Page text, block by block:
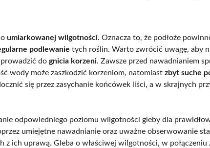
umiarkowanej wilgotności. Oznacza to, że podłoże
podlewanie tych roślin. Warto zwrócić uwagę, aby
do gnicia korzeni. Zawsze przed nawadnianiem
wody może zaszkodzić korzeniom, natomiast zbyt suche
się przez zasychanie końcówek liści, a w skrajnych
odpowiedniego poziomu wilgotności gleby dla
umiejętne nawadnianie oraz uważne obserwowanie
z ich uprawą. Gleba o właściwej wilgotności, w połączeniu